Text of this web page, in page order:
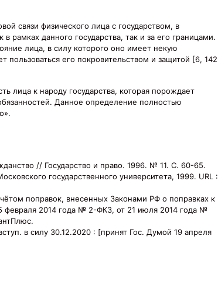
связи физического лица с государством, в
в рамках данного государства, так и за его границами.
лица, в силу которого оно имеет некую
пользоваться его покровительством и защитой [6, 142
лица к народу государства, которая порождает
Данное определение полностью
// Государство и право. 1996. № 11. С. 60-65.
государственного университета, 1999. URL :
поправок, внесенных Законами РФ о поправках к
2014 года № 2-ФКЗ, от 21 июля 2014 года №
в силу 30.12.2020 : [принят Гос. Думой 19 апреля